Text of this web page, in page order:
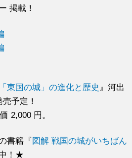
掲載！
東国の城」の進化と歴史 』河出
予定！
2,000 円。
書籍『 図解 戦国の城がいちばん
！★